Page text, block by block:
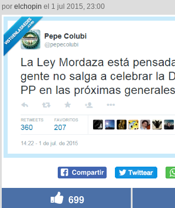
por elchopin el 1 jul 2015, 23:00
699